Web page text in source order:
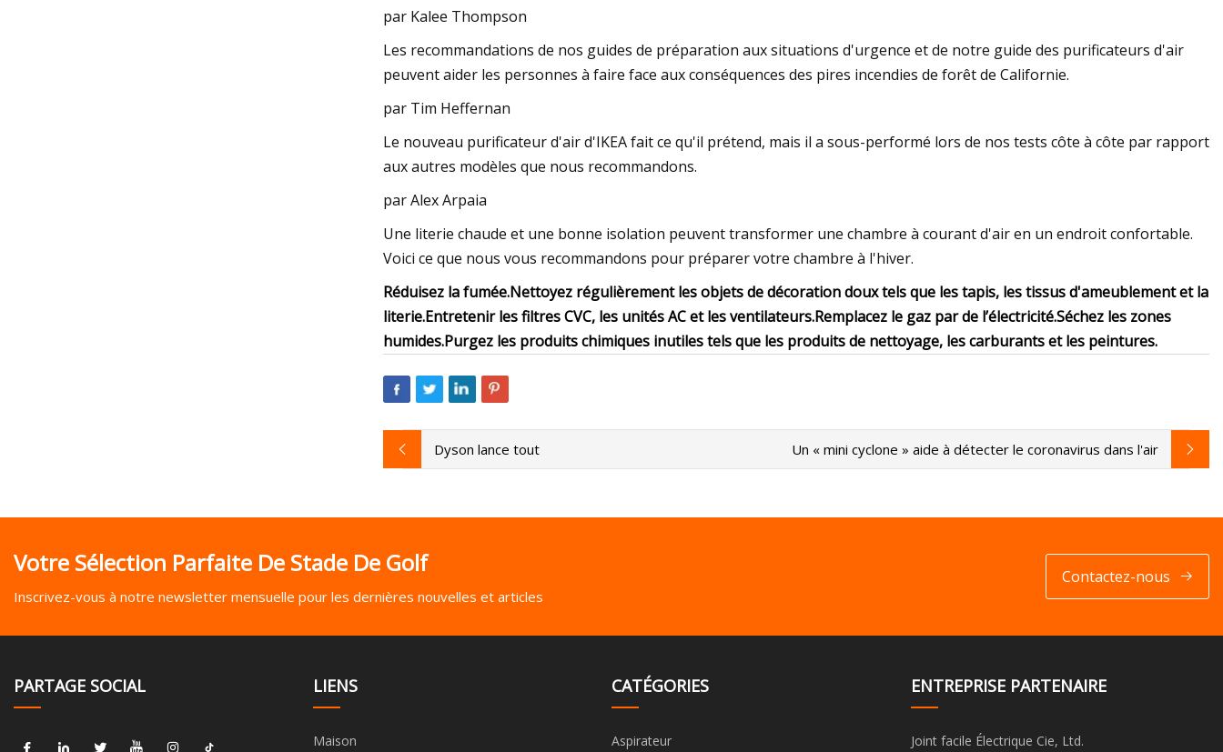
par Kalee Thompson
Les recommandations de nos guides de préparation aux situations d'urgence et de notre guide des purificateurs d'air
peuvent aider les personnes à faire face aux conséquences des pires incendies de forêt de Californie.
par Tim Heffernan
Le nouveau purificateur d'air d'IKEA fait ce qu'il prétend, mais il a sous-performé lors de nos tests côte à côte par rapport
aux autres modèles que nous recommandons.
par Alex Arpaia
Une literie chaude et une bonne isolation peuvent transformer une chambre à courant d'air en un endroit confortable.
Voici ce que nous vous recommandons pour préparer votre chambre à l'hiver.
Réduisez la fumée.Nettoyez régulièrement les objets de décoration doux tels que les tapis, les tissus d'ameublement et la
literie.Entretenir les filtres CVC, les unités AC et les ventilateurs.Remplacez le gaz par de l’électricité.Séchez les zones
humides.Purgez les produits chimiques inutiles tels que les produits de nettoyage, les carburants et les peintures.
Dyson lance tout Un « mini cyclone » aide à détecter le coronavirus dans l'air
Votre Sélection Parfaite De Stade De Golf
Inscrivez-vous à notre newsletter mensuelle pour les dernières nouvelles et articles
Contactez-nous
PARTAGE SOCIAL LIENS
Maison
CATÉGORIES
Aspirateur
ENTREPRISE PARTENAIRE
Joint facile Électrique Cie, Ltd.